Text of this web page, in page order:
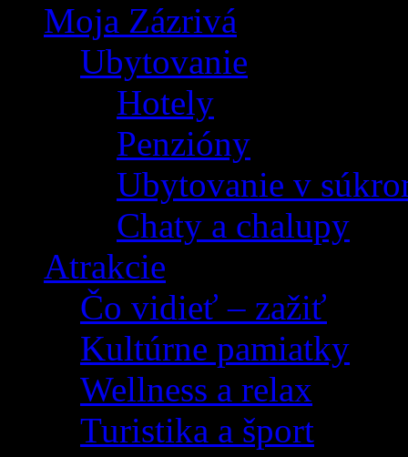
Moja Zázrivá
Ubytovanie
Hotely
Penzióny
Ubytovanie v
Chaty a chalupy
Atrakcie
Čo vidieť – zažiť
Kultúrne pamiatky
Wellness a relax
Turistika a šport